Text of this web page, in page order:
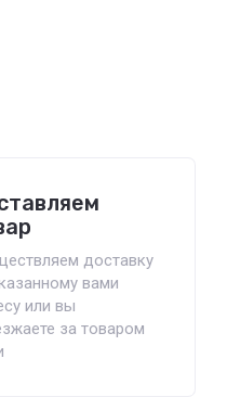
доставку
вами
или вы
за товаром